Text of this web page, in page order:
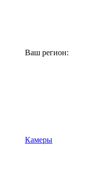
Ваш регион:
Камеры